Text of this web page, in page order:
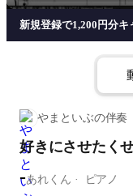
新規登録で1,200円分
やまといぶの伴奏
好きにさせたく
-あれくん ピアノ